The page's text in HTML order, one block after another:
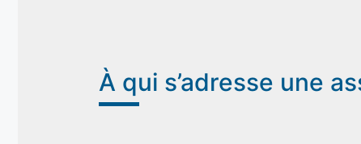
À qui s’adresse une